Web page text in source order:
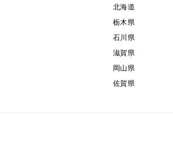
北海道
栃木県
石川県
滋賀県
岡山県
佐賀県